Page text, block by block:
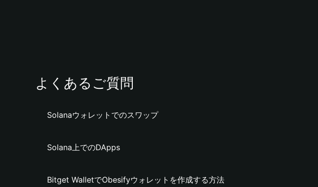
よくあるご質問
Solanaウォレットでのスワップ
Solana上でのDApps
Bitget WalletでObesifyウォレットを作成する方法